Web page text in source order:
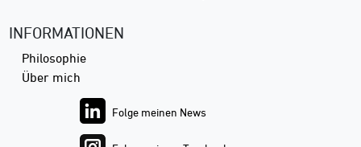
INFORMATIONEN
Philosophie
Über mich
Folge meinen News